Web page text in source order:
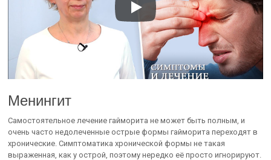
Менингит
Самостоятельное лечение гайморита не может быть полным, и
очень часто недолеченные острые формы гайморита переходят в
хронические. Симптоматика хронической формы не такая
выраженная, как у острой, поэтому нередко её просто игнорируют.